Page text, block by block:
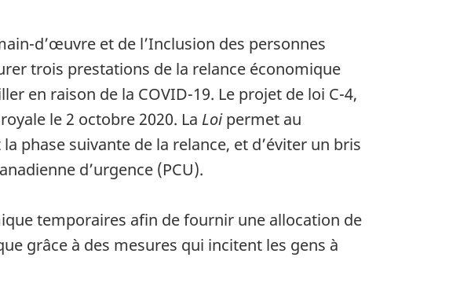
d’œuvre et de l’Inclusion des personnes
trois prestations de la relance économique
en raison de la COVID-19. Le projet de loi C-4,
le 2 octobre 2020. La Loipermet au
phase suivante de la relance, et d’éviter un bris
d’urgence (PCU).
temporaires afin de fournir une allocation de
grâce à des mesures qui incitent les gens à